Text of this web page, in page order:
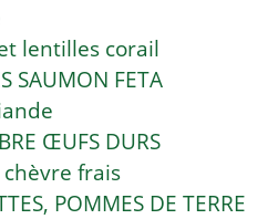
lentilles corail
SAUMON FETA
ŒUFS DURS
frais
POMMES DE TERRE